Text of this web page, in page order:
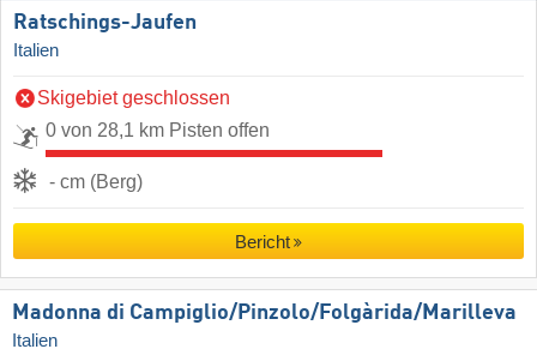
Ratschings-Jaufen
Italien
Skigebiet geschlossen
0 von 28,1 km Pisten offen
- cm (Berg)
Bericht
Madonna di Campiglio/​Pinzolo/​Folgàrida/​Marilleva
Italien